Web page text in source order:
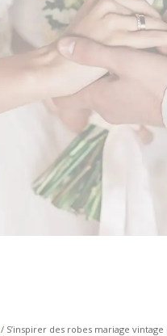
/ S’inspirer des robes mariage